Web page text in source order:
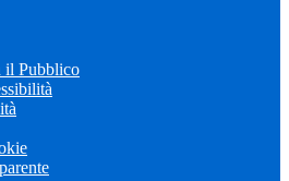
il Pubblico